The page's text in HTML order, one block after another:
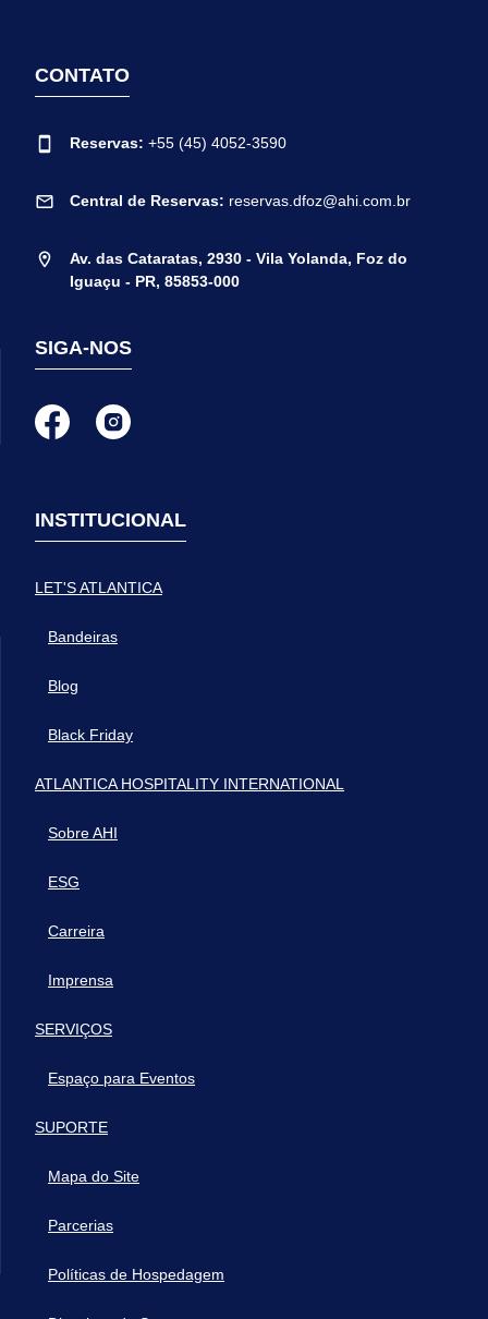
CONTATO
Reservas: +55 (45) 4052-3590
Central de Reservas: reservas.dfoz@ahi.com.br
Av. das Cataratas, 2930 - Vila Yolanda, Foz do
Iguaçu - PR, 85853-000
SIGA-NOS
INSTITUCIONAL
LET'S ATLANTICA
Bandeiras
Blog
Black Friday
ATLANTICA HOSPITALITY INTERNATIONAL
Sobre AHI
ESG
Carreira
Imprensa
SERVIÇOS
Espaço para Eventos
SUPORTE
Mapa do Site
Parcerias
Políticas de Hospedagem